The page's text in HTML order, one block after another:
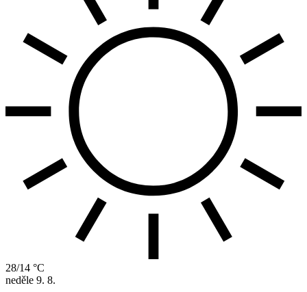
28/14 °C
neděle 9. 8.